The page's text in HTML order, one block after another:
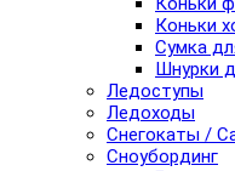
Коньки
Сумка
Шнурки
Ледоступы
Ледоходы
Снегокаты /
Сноубординг